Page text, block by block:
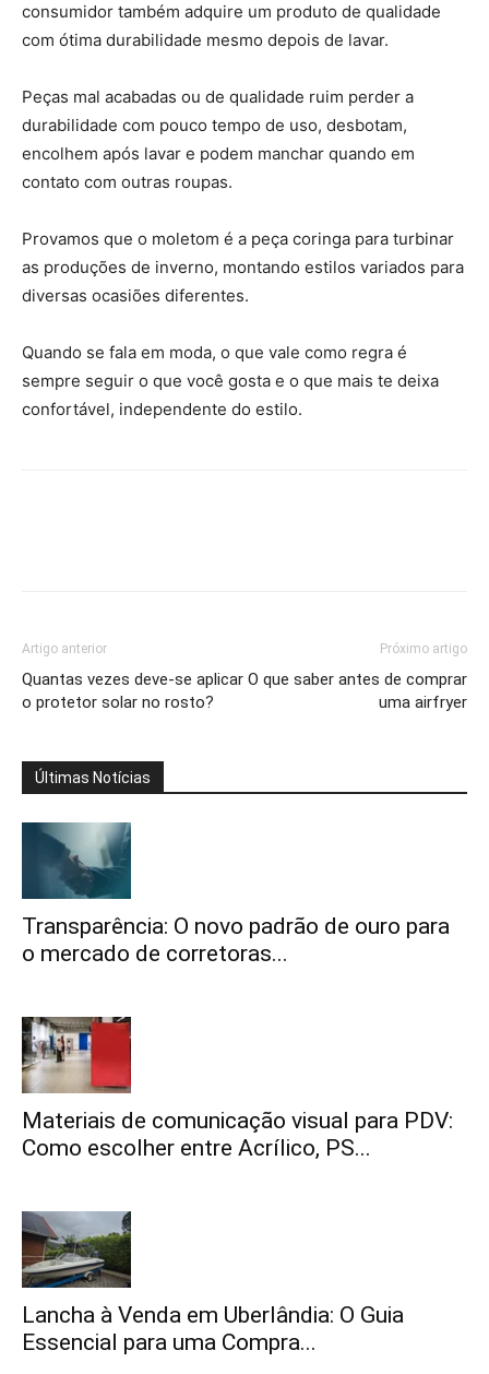
consumidor também adquire um produto de qualidade
com ótima durabilidade mesmo depois de lavar.
Peças mal acabadas ou de qualidade ruim perder a
durabilidade com pouco tempo de uso, desbotam,
encolhem após lavar e podem manchar quando em
contato com outras roupas.
Provamos que o moletom é a peça coringa para turbinar
as produções de inverno, montando estilos variados para
diversas ocasiões diferentes.
Quando se fala em moda, o que vale como regra é
sempre seguir o que você gosta e o que mais te deixa
confortável, independente do estilo.
Artigo anterior
Quantas vezes deve-se aplicar
o protetor solar no rosto?
Próximo artigo
O que saber antes de comprar
uma airfryer
Últimas Notícias
Transparência: O novo padrão de ouro para
o mercado de corretoras...
Materiais de comunicação visual para PDV:
Como escolher entre Acrílico, PS...
Lancha à Venda em Uberlândia: O Guia
Essencial para uma Compra...